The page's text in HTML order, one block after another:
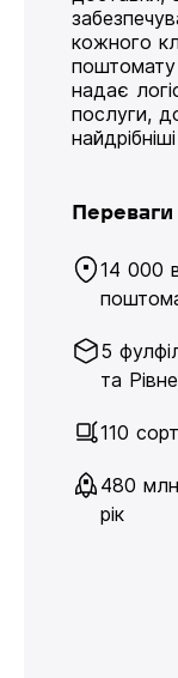
кожного
надає
послуги,
Переваги
14 000
5
та Рівне
110
480
рік